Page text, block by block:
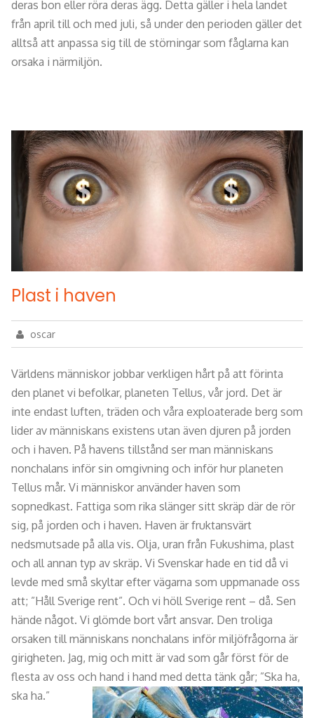
deras bon eller röra deras ägg. Detta gäller i hela landet
från april till och med juli, så under den perioden gäller det
alltså att anpassa sig till de störningar som fåglarna kan
orsaka i närmiljön.
Plast i haven
oscar
Världens människor jobbar verkligen hårt på att förinta
den planet vi befolkar, planeten Tellus, vår jord. Det är
inte endast luften, träden och våra exploaterade berg som
lider av människans existens utan även djuren på jorden
och i haven. På havens tillstånd ser man människans
nonchalans inför sin omgivning och inför hur planeten
Tellus mår. Vi människor använder haven som
sopnedkast. Fattiga som rika slänger sitt skräp där de rör
sig, på jorden och i haven. Haven är fruktansvärt
nedsmutsade på alla vis. Olja, uran från Fukushima, plast
och all annan typ av skräp. Vi Svenskar hade en tid då vi
levde med små skyltar efter vägarna som uppmanade oss
att; ”Håll Sverige rent”. Och vi höll Sverige rent – då. Sen
hände något. Vi glömde bort vårt ansvar. Den troliga
orsaken till människans nonchalans inför miljöfrågorna är
girigheten. Jag, mig och mitt är vad som går först för de
flesta av oss och hand i hand med detta tänk går; ”Ska ha,
ska ha.”